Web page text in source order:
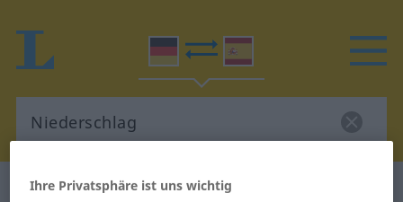
Deutsch-Spanisch Wörterbuch
Ihre Privatsphäre ist uns wichtig